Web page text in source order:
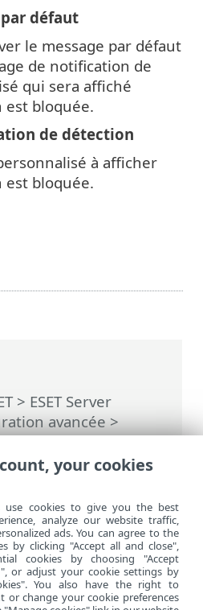
> ESET Server
avancée>
>Notifications>
bureau>
défaut
le message par défaut
de notification de
qui sera affiché
bloquée.
de détection
à afficher
bloquée.
your cookies
use cookies to give you the best
analyze our website traffic,
ads. You can agree to the
by clicking "Accept all and close",
cookies by choosing "Accept
or adjust your cookie settings by
You also have the right to
or change your cookie preferences